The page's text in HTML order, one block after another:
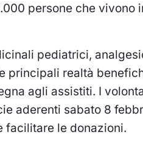
persone che vivono
pediatrici,
principali realtà
agli assistiti. I
aderenti sabato 8
facilitare le donazioni.